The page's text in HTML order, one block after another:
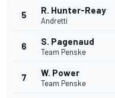
5 R. Hunter-Reay
Andretti
6 S. Pagenaud
Team Penske
7 W. Power
Team Penske